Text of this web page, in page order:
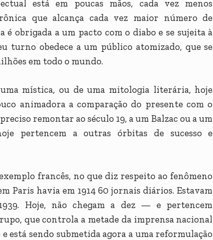
está em poucas mãos, cada vez menos
que alcança cada vez maior número de
obrigada a um pacto com o diabo e se sujeita à
turno obedece a um público atomizado, que se
em todo o mundo.
mística, ou de uma mitologia literária, hoje
animadora a comparação do presente com o
remontar ao século 19, a um Balzac ou a um
pertencem a outras órbitas de sucesso e
francês, no que diz respeito ao fenômeno
Paris havia em 1914 60 jornais diários. Estavam
Hoje, não chegam a dez — e pertencem
que controla a metade da imprensa nacional
está sendo submetida agora a uma reformulação